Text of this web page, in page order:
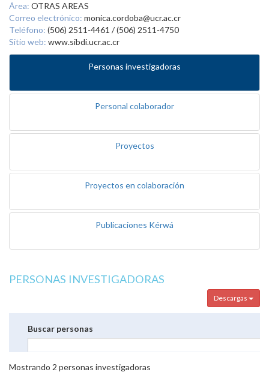
Área: OTRAS AREAS
Correo electrónico: monica.cordoba@ucr.ac.cr
Teléfono: (506) 2511-4461 / (506) 2511-4750
Sitio web: www.sibdi.ucr.ac.cr
Personas investigadoras
Personal colaborador
Proyectos
Proyectos en colaboración
Publicaciones Kérwá
PERSONAS INVESTIGADORAS
Descargas
Buscar personas
Mostrando 2 personas investigadoras